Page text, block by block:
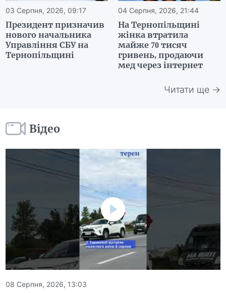
03 Серпня, 2026, 09:17
Президент призначив
нового начальника
Управління СБУ на
Тернопільщині
04 Серпня, 2026, 21:44
На Тернопільщині
жінка втратила
майже 70 тисяч
гривень, продаючи
мед через інтернет
Читати ще →
Відео
08 Серпня, 2026, 13:03